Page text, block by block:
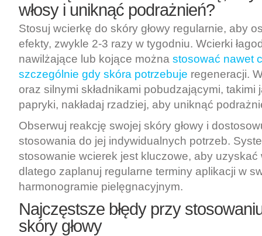
włosy i uniknąć podrażnień?
Stosuj wcierkę do skóry głowy regularnie, aby
efekty, zwykle 2-3 razy w tygodniu. Wcierki
nawilżające lub kojące można stosować nawet
szczególnie gdy skóra potrzebuje regeneracji.
oraz silnymi składnikami pobudzającymi, takimi
papryki, nakładaj rzadziej, aby uniknąć
Obserwuj reakcję swojej skóry głowy i
stosowania do jej indywidualnych potrzeb.
stosowanie wcierek jest kluczowe, aby uzyskać
dlatego zaplanuj regularne terminy aplikacji w
harmonogramie pielęgnacyjnym.
Najczęstsze błędy przy
skóry głowy